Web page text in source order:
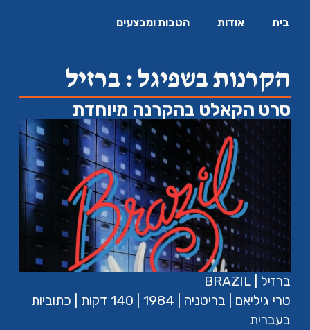
בית אודות הטבות ומבצעים
הקרנות בשפיגל : ברזיל
סרט הקאלט בהקרנה מיוחדת
ברזיל | BRAZIL
טרי גיליאם | בריטניה | 1984 | 140 דקות | כתוביות
בעברית